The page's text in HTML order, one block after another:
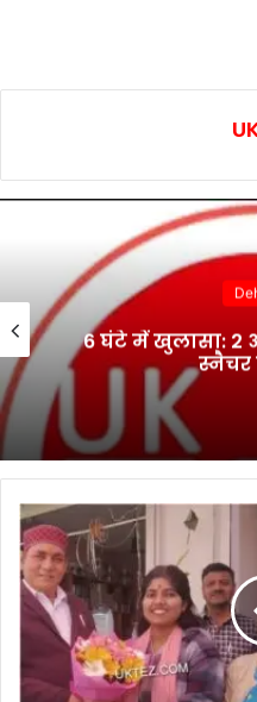
6 घंटे में खुलासा:
स्नैचर